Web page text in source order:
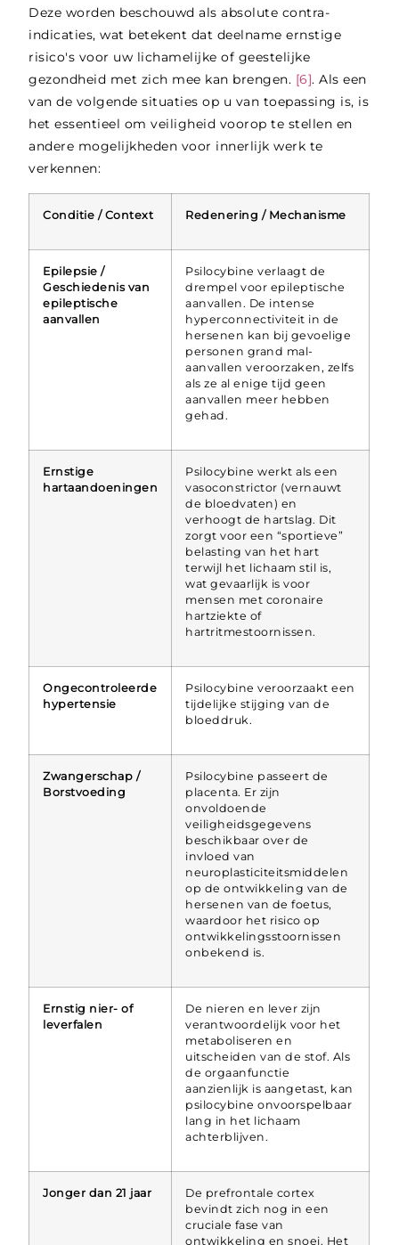
Deze worden beschouwd als absolute contra-
indicaties, wat betekent dat deelname ernstige
risico's voor uw lichamelijke of geestelijke
gezondheid met zich mee kan brengen. [6]. Als een
van de volgende situaties op u van toepassing is, is
het essentieel om veiligheid voorop te stellen en
andere mogelijkheden voor innerlijk werk te
verkennen:
Conditie / Context Redenering / Mechanisme
Epilepsie /
Geschiedenis van
epileptische
aanvallen
Psilocybine verlaagt de
drempel voor epileptische
aanvallen. De intense
hyperconnectiviteit in de
hersenen kan bij gevoelige
personen grand mal-
aanvallen veroorzaken, zelfs
als ze al enige tijd geen
aanvallen meer hebben
gehad.
Ernstige
hartaandoeningen
Psilocybine werkt als een
vasoconstrictor (vernauwt
de bloedvaten) en
verhoogt de hartslag. Dit
zorgt voor een “sportieve”
belasting van het hart
terwijl het lichaam stil is,
wat gevaarlijk is voor
mensen met coronaire
hartziekte of
hartritmestoornissen.
Ongecontroleerde
hypertensie
Psilocybine veroorzaakt een
tijdelijke stijging van de
bloeddruk.
Zwangerschap /
Borstvoeding
Psilocybine passeert de
placenta. Er zijn
onvoldoende
veiligheidsgegevens
beschikbaar over de
invloed van
neuroplasticiteitsmiddelen
op de ontwikkeling van de
hersenen van de foetus,
waardoor het risico op
ontwikkelingsstoornissen
onbekend is.
Ernstig nier- of
leverfalen
De nieren en lever zijn
verantwoordelijk voor het
metaboliseren en
uitscheiden van de stof. Als
de orgaanfunctie
aanzienlijk is aangetast, kan
psilocybine onvoorspelbaar
lang in het lichaam
achterblijven.
Jonger dan 21 jaar
De prefrontale cortex
bevindt zich nog in een
cruciale fase van
ontwikkeling en snoei. Het